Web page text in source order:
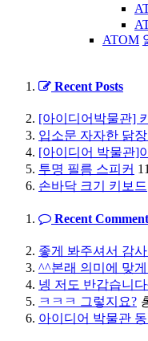
ATOM
Recent Posts
[아이디어박물관]
입소문 자자한 닭
[아이디어 박물관]
투명 필름 스피커 11
손바닥 크기 키보드
Recent
좋게 봐주셔서 감
^^본래 의미에 맞
넹 저도 반갑습니
ㅋㅋㅋ 그렇지요?
아이디어 박물관